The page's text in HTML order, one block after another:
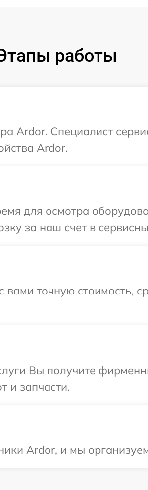
работы
Ardor. Специалист
Ardor.
для осмотра
за наш счет в
точную стоимость,
Вы получите
и запчасти.
Ardor, и мы